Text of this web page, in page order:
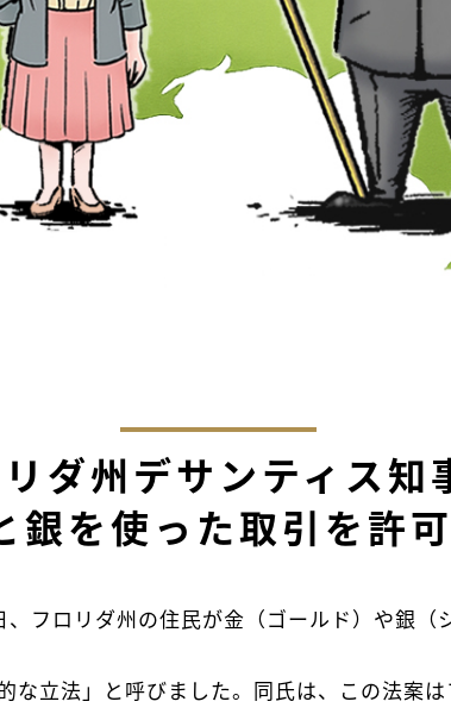
ダ州デサンティス知
銀を使った取引を許
フロリダ州の住民が金（ゴールド）や銀
な立法」と呼びました。同氏は、この法案